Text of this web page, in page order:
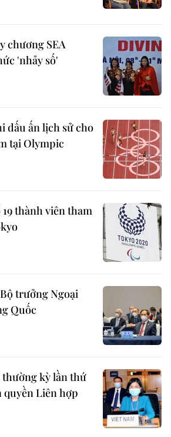
chương SEA
'nhảy số'
dấu ấn lịch sử cho
tại Olympic
thành viên tham
trưởng Ngoại
Quốc
thường kỳ lần thứ
quyền Liên hợp